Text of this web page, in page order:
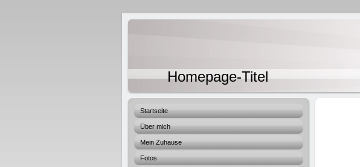
Homepage-Titel
Startseite
Über mich
Mein Zuhause
Fotos